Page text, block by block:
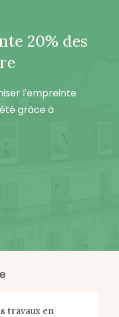
20% des
l'empreinte
grâce à
travaux en